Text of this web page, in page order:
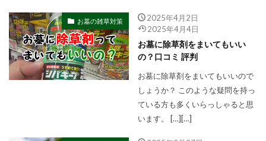
お墓の雑草対策
2025年4月2日
2025年4月4日
お墓に除草剤をまいてもいい
の？口コミ 評判
お墓に除草剤をまいてもいいので
しょうか？ このような疑問を持っ
ている方も多くいらっしゃると思
います。 […][…]